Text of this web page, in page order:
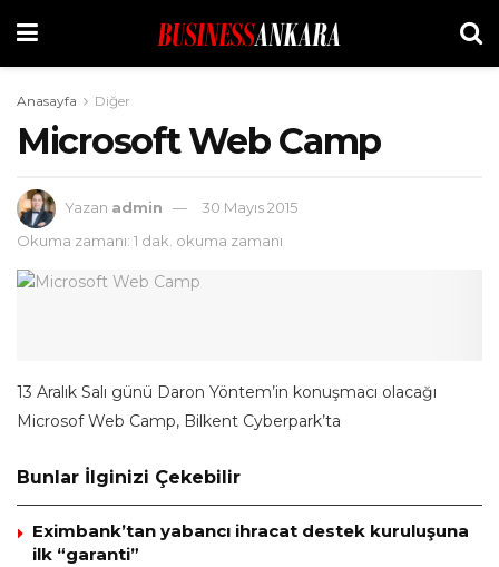
Anasayfa Diğer
Microsoft Web Camp
Yazan admin
30 Mayıs 2015
Okuma zamanı: 1 dak. okuma zamanı
13 Aralık Salı günü Daron Yöntem’in konuşmacı olacağı
Microsof Web Camp, Bilkent Cyberpark’ta
Bunlar İlginizi Çekebilir
Eximbank’tan yabancı ihracat destek kuruluşuna
ilk “garanti”